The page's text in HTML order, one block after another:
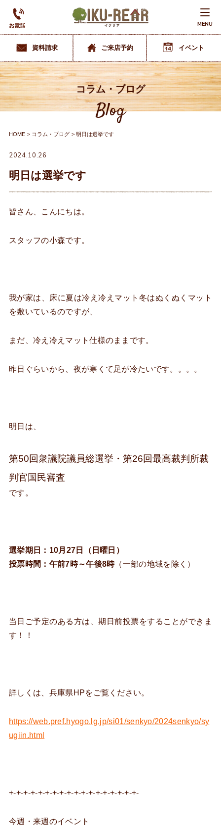
MENU
資料請求 ご来店予約 イベント
コラム・ブログ
Blog
HOME コラム・ブログ 明日は選挙です
2024.10.26
明日は選挙です
皆さん、こんにちは。
スタッフの小森です。
我が家は、床に夏は冷え冷えマット冬はぬくぬくマット
を敷いているのですが、
まだ、冷え冷えマット仕様のままです。
昨日ぐらいから、夜が寒くて足が冷たいです。。。。
明日は、
第50回衆議院議員総選挙・第26回最高裁判所裁
判官国民審査
です。
選挙期日：10月27日（日曜日）
投票時間：午前7時～午後8時（一部の地域を除く）
当日ご予定のある方は、期日前投票をすることができま
す！！
詳しくは、兵庫県HPをご覧ください。
https://web.pref.hyogo.lg.jp/si01/senkyo/2024senkyo/sy
ugiin.html
+-+-+-+-+-+-+-+-+-+-+-+-+-+-+-+-+-+-
今週・来週のイベント